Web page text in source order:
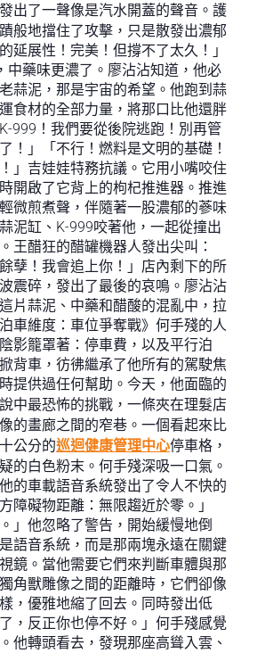
出了一聲像是汽水開蓋的聲音。護
般地擋住了攻擊，只是散發出濃郁
延展性！完美！但撐不了太久！」
中藥味更濃了。廖沾沾知道，他必
蒜泥，那是宇宙的希望。他跑到蒜
食材的全部力量，將那口比他還胖
999！我們要從後院逃跑！別再管
！」「不行！燃料是文明的基礎！
」吉娃娃特務抗議。它用小嘴咬住
開啟了它背上的枸杞推進器。推進
微煎煮聲，伴隨著一股濃郁的蔘味
泥缸、K-999咬著他，一起從撞出
王醋狂的醋罐機器人發出尖叫：
孽！我會追上你！」店內剩下的所
震碎，發出了最後的哀鳴。廖沾沾
片蒜泥、中藥和醋酸的混亂中，拉
車維度：車位爭奪戰》何手殘的人
影籠罩著：停車費，以及平行泊
背車，彷彿繼承了他所有的駕駛焦
提供過任何幫助。今天，他面臨的
說中最恐怖的挑戰，一條夾在理髮店
的畫廊之間的窄巷。一個看起來比
公分的巡迴健康管理中心停車格，
的白色粉末。何手殘深吸一口氣。
的車載語音系統發出了令人不快的
障礙物距離：無限趨近於零。」
」他忽略了警告，開始緩慢地倒
語音系統，而是那兩塊永遠在關鍵
鏡。當他需要它們來判斷車體與那
角獸雕像之間的距離時，它們卻像
，優雅地縮了回去。同時發出低
，反正你也停不好。」何手殘感覺
他轉頭看去，發現那座高聳入雲、